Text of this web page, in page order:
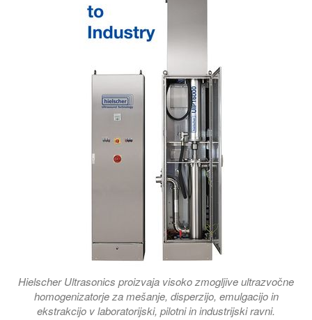
Hielscher Ultrasonics proizvaja visoko zmogljive ultrazvočne
homogenizatorje za mešanje, disperzijo, emulgacijo in
ekstrakcijo v laboratorijski, pilotni in industrijski ravni.